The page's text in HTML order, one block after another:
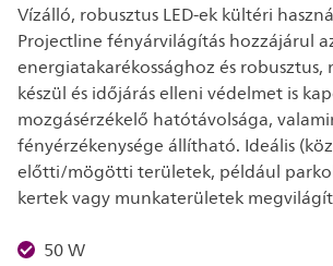
Vízálló, robusztus LED-ek kültéri
Projectline fényárvilágítás hozzájárul
energiatakarékossághoz és robusztus,
készül és időjárás elleni védelmet is
mozgásérzékelő hatótávolsága,
fényérzékenysége állítható. Ideális
előtti/mögötti területek, például
kertek vagy munkaterületek
50 W